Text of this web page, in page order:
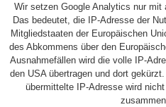
Wir setzen Google Analytics nur
Das bedeutet, die IP-Adresse der
Mitgliedstaaten der Europäischen
des Abkommens über den
Ausnahmefällen wird die volle IP-
den USA übertragen und dort
übermittelte IP-Adresse wird